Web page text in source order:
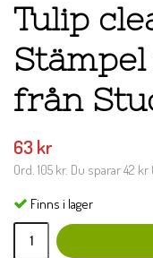
Tulip
från
63 kr
Ord. 105 kr. Du sparar42 kr
Finns i lager